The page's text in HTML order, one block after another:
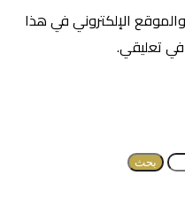
الإلكتروني في هذا
في تعليقي.